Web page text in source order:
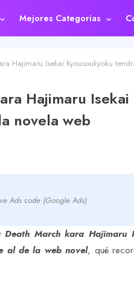
Mejores Categorias
Hajimaru Isekai Kyousoukyoku
Hajimaru Isekai
novela web
Ads code (Google Ads)
March kara Hajimaru
al de la web novel, qué